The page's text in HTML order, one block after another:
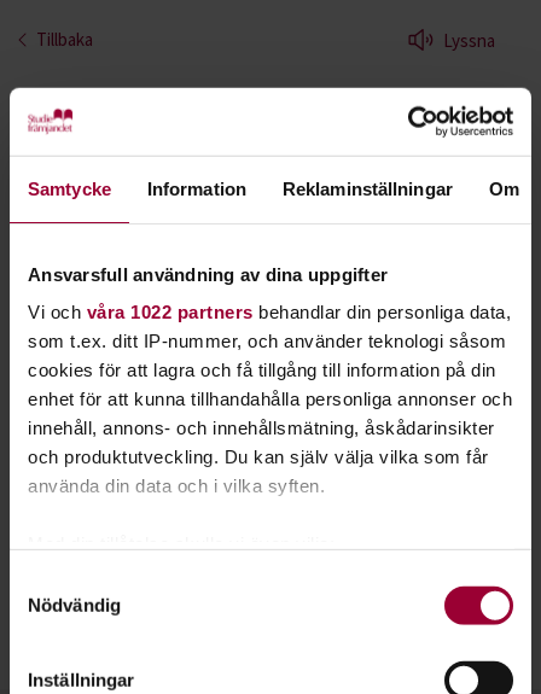
Samtycke Information Reklaminställningar Om
Ansvarsfull användning av dina uppgifter
Vi och våra 1022 partners behandlar din personliga data,
som t.ex. ditt IP-nummer, och använder teknologi såsom
cookies för att lagra och få tillgång till information på din
enhet för att kunna tillhandahålla personliga annonser och
innehåll, annons- och innehållsmätning, åskådarinsikter
och produktutveckling. Du kan själv välja vilka som får
använda din data och i vilka syften.
som kan ha en noggrannhet på upp till flera meter
Nödvändig
Inställningar
Tillbaka Lyssna
LAN
Koppla ihop dig med vänner och datorer och
spela tillsammans. Här hittar du nya spännande
nätverk och roliga aktiviteter.
datorer i ett lokalt nätverk och spelar spel tillsammans.
Storleken på ett LAN kan variera från ett fåtal till flera tusen
deltagare. Under ett LAN är det också vanligt att man
arrangerar tävlingar.
Ett LAN kan arrangeras på många olika sätt. Det finns inga
begränsningar för vilka spel som får spelas. Gamla som nya
spel i alla genrer förekommer.
spelandet att göra.